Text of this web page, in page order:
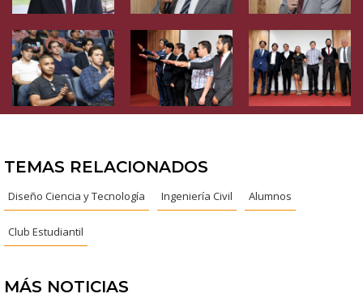
TEMAS RELACIONADOS
Diseño Ciencia y Tecnología Ingeniería Civil Alumnos
Club Estudiantil
MÁS NOTICIAS